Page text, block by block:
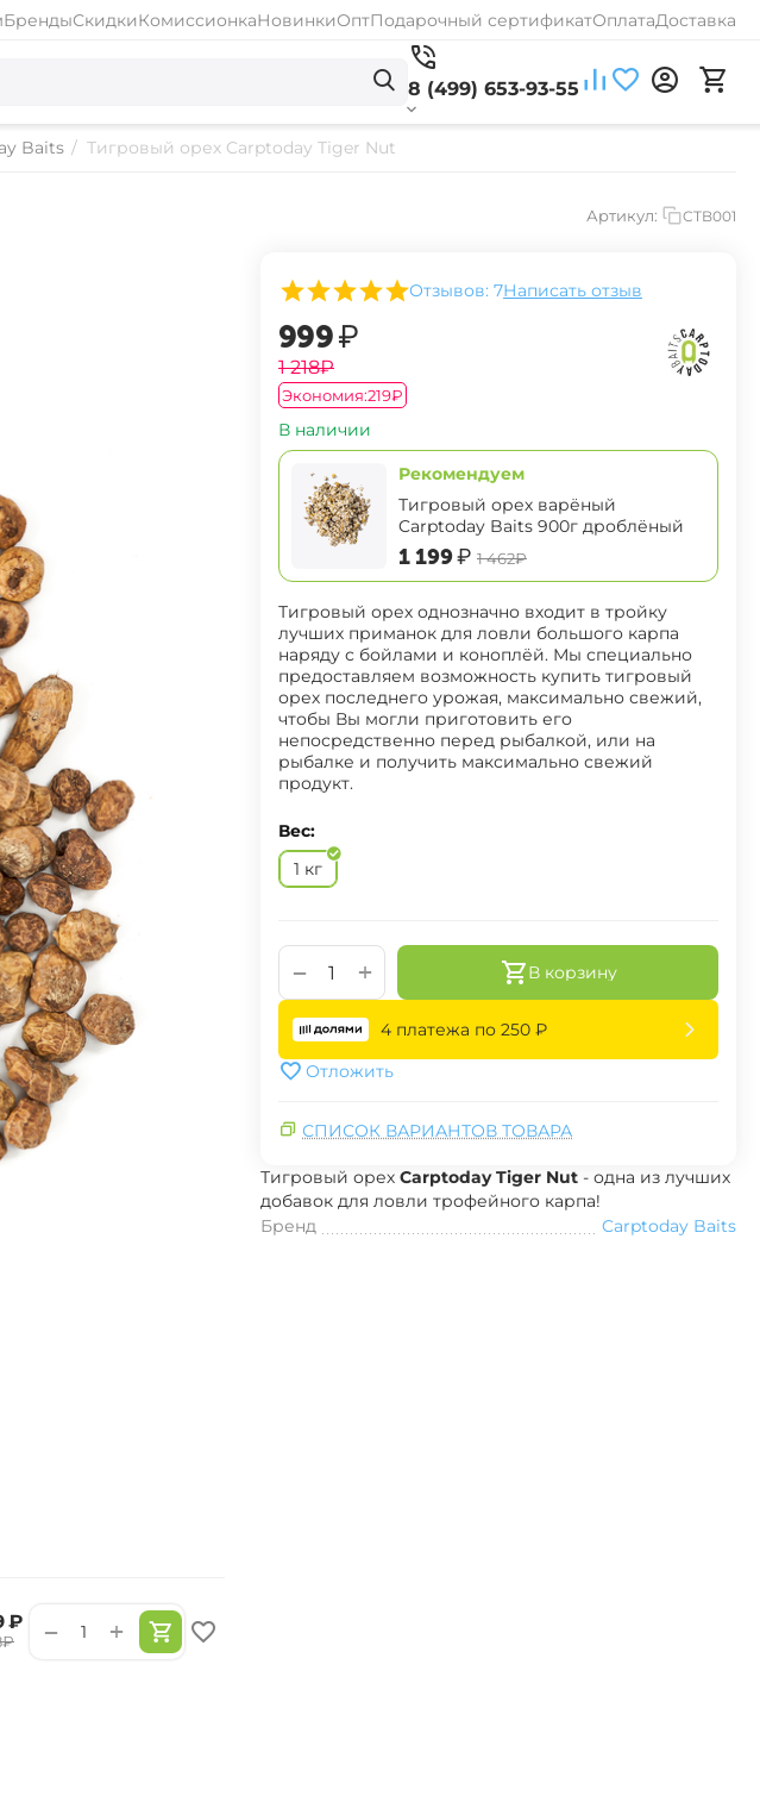
БрендыСкидкиКомиссионкаНовинкиОптПодарочный сертификатОплатаДоставка
8 (499) 653-93-55
Baits / Тигровый орех Carptoday Tiger Nut
Артикул: CTB001
Отзывов: 7Написать отзыв
‍999‍₽
‍1 218‍₽
Экономия:‍219‍₽
В наличии
Рекомендуем
Тигровый орех варёный
Carptoday Baits 900г дроблёный
‍1 199‍₽ ‍1 462‍₽
Тигровый орех однозначно входит в тройку
лучших приманок для ловли большого карпа
наряду с бойлами и коноплёй. Мы специально
предоставляем возможность купить тигровый
орех последнего урожая, максимально свежий,
чтобы Вы могли приготовить его
непосредственно перед рыбалкой, или на
рыбалке и получить максимально свежий
продукт.
Вес:
1 кг
+
− В корзину
4 платежа по 250 ₽
Отложить
СПИСОК ВАРИАНТОВ ТОВАРА
Тигровый орех Carptoday Tiger Nut - одна из лучших
добавок для ловли трофейного карпа!
Бренд
Carptoday Baits
₽
₽ +
−